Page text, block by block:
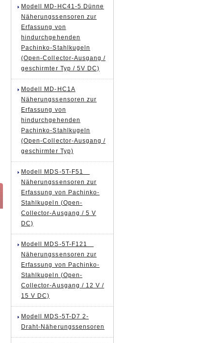
Modell MD-HC41-5 Dünne
Näherungssensoren zur
Erfassung von
hindurchgehenden
Pachinko-Stahlkugeln
(Open-Collector-Ausgang /
geschirmter Typ / 5V DC)
Modell MD-HC1A
Näherungssensoren zur
Erfassung von
hindurchgehenden
Pachinko-Stahlkugeln
(Open-Collector-Ausgang /
geschirmter Typ)
Modell MDS-5T-F51
Näherungssensoren zur
Erfassung von Pachinko-
Stahlkugeln (Open-
Collector-Ausgang / 5 V
DC)
Modell MDS-5T-F121
Näherungssensoren zur
Erfassung von Pachinko-
Stahlkugeln (Open-
Collector-Ausgang / 12 V /
15 V DC)
Modell MDS-5T-D7 2-
Draht-Näherungssensoren